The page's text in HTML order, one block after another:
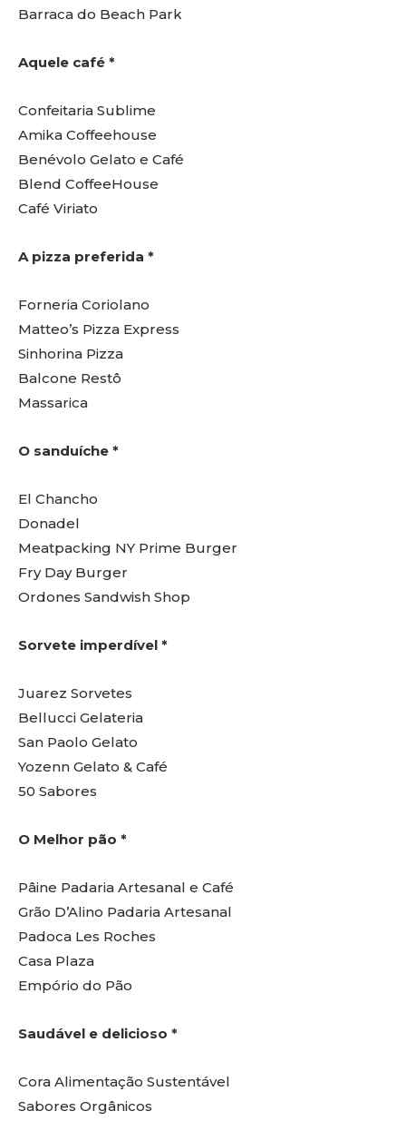
Barraca do Beach Park
Aquele café *
Confeitaria Sublime
Amika Coffeehouse
Benévolo Gelato e Café
Blend CoffeeHouse
Café Viriato
A pizza preferida *
Forneria Coriolano
Matteo’s Pizza Express
Sinhorina Pizza
Balcone Restô
Massarica
O sanduíche *
El Chancho
Donadel
Meatpacking NY Prime Burger
Fry Day Burger
Ordones Sandwish Shop
Sorvete imperdível *
Juarez Sorvetes
Bellucci Gelateria
San Paolo Gelato
Yozenn Gelato & Café
50 Sabores
O Melhor pão *
Pâine Padaria Artesanal e Café
Grão D’Alino Padaria Artesanal
Padoca Les Roches
Casa Plaza
Empório do Pão
Saudável e delicioso *
Cora Alimentação Sustentável
Sabores Orgânicos